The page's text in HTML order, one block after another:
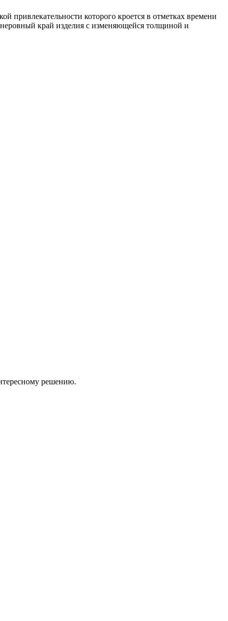
привлекательности которого кроется в отметках времени
край изделия с изменяющейся толщиной и
решению.